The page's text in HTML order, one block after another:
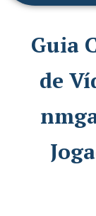
Guia
de